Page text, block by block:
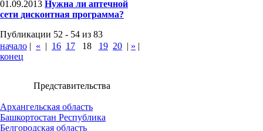
01.09.2013 Нужна ли аптечной
сети дисконтная программа?
Публикации 52 - 54 из 83
начало | « | 16 17 18 19 20 | » |
конец
Представительства
Архангельская область
Башкортостан Республика
Белгородская область